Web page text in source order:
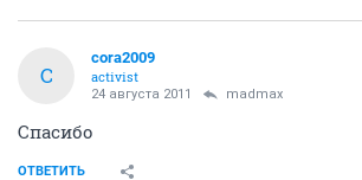
C
cora2009
activist
24 августа 2011 madmax
Спасибо
ОТВЕТИТЬ